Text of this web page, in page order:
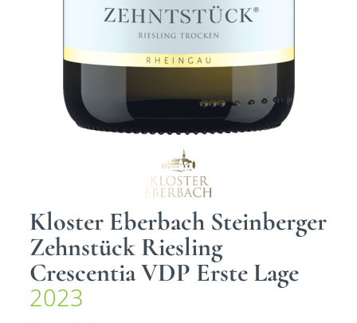
Kloster Eberbach Steinberger
Zehnstück Riesling
Crescentia VDP Erste Lage
2023